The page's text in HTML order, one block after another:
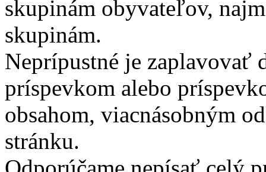
skupinám obyvateľov,
skupinám.
Neprípustné je zaplavovať
príspevkom alebo
obsahom, viacnásobným
stránku.